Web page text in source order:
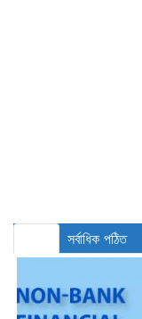
সর্বাধিক পঠিত